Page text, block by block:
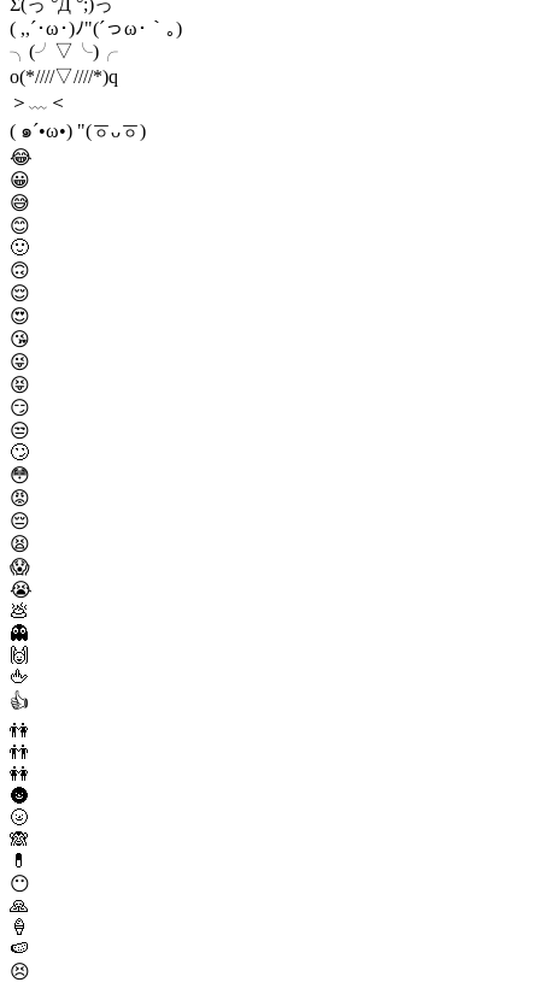
( ,,´･ω･)ﾉ"(´っω･｀｡)
╮(╯▽╰)╭
o(*////▽////*)q
＞﹏＜
( ๑´•ω•) "(ㆆᴗㆆ)
😂
😀
😅
😊
🙂
🙃
😌
😍
😘
😜
😝
😏
😒
🙄
😳
😡
😔
😫
😱
😭
💩
👻
🙌
🖕
👍
👫
👬
👭
🌚
🌝
🙈
💊
😶
🙏
🍦
🍉
😣